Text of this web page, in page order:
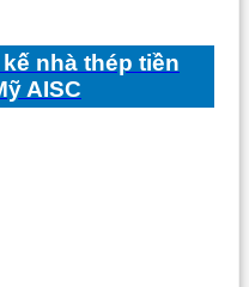
nhà thép tiền
AISC